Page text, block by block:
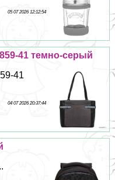
05 07 2026 12:12:54
41 темно-серый
41
04 07 2026 20:37:44